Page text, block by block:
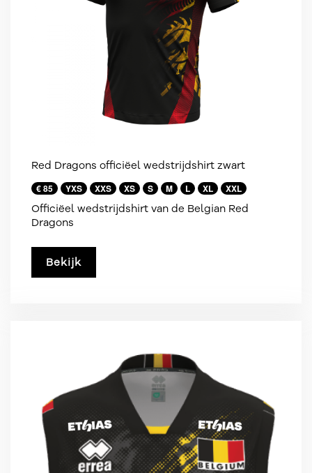
Red Dragons officiëel wedstrijdshirt zwart
€ 85 YXS XXS XS S M L XL XXL
Officiëel wedstrijdshirt van de Belgian Red
Dragons
Bekijk